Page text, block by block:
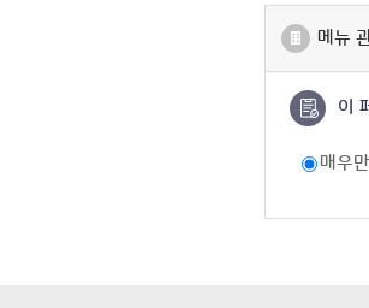
메뉴
이
매우